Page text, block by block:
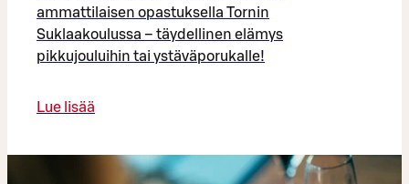
ammattilaisen opastuksella Tornin
Suklaakoulussa – täydellinen elämys
pikkujouluihin tai ystäväporukalle!
Lue lisää